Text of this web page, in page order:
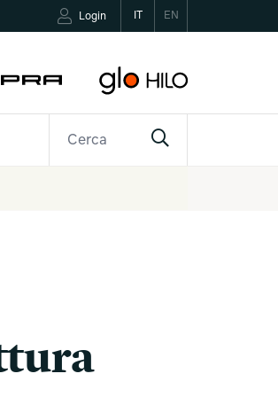
EN
Login